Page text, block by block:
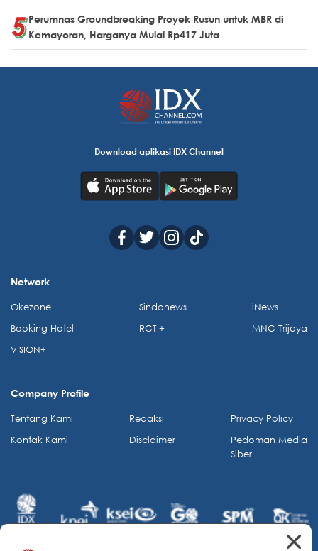
Perumnas Groundbreaking Proyek Rusun untuk MBR di
Kemayoran, Harganya Mulai Rp417 Juta
Download aplikasi IDX Channel
Network
Okezone
Booking Hotel
VISION+
Sindonews
RCTI+
iNews
MNC Trijaya
Company Profile
Tentang Kami
Kontak Kami
Redaksi
Disclaimer
Privacy Policy
Pedoman Media
Siber